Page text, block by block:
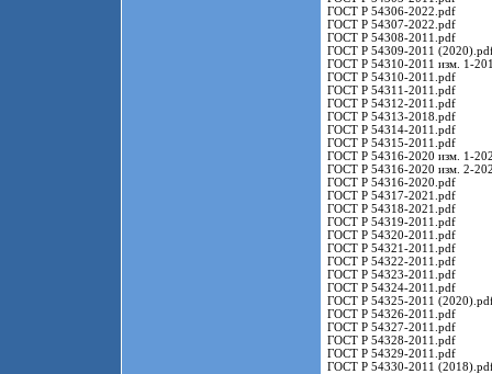
ГОСТ Р 54306-2022.pdf
ГОСТ Р 54307-2022.pdf
ГОСТ Р 54308-2011.pdf
ГОСТ Р 54309-2011
ГОСТ Р 54310-2011 изм. 1-
ГОСТ Р 54310-2011.pdf
ГОСТ Р 54311-2011.pdf
ГОСТ Р 54312-2011.pdf
ГОСТ Р 54313-2018.pdf
ГОСТ Р 54314-2011.pdf
ГОСТ Р 54315-2011.pdf
ГОСТ Р 54316-2020 изм. 1-
ГОСТ Р 54316-2020 изм. 2-
ГОСТ Р 54316-2020.pdf
ГОСТ Р 54317-2021.pdf
ГОСТ Р 54318-2021.pdf
ГОСТ Р 54319-2011.pdf
ГОСТ Р 54320-2011.pdf
ГОСТ Р 54321-2011.pdf
ГОСТ Р 54322-2011.pdf
ГОСТ Р 54323-2011.pdf
ГОСТ Р 54324-2011.pdf
ГОСТ Р 54325-2011
ГОСТ Р 54326-2011.pdf
ГОСТ Р 54327-2011.pdf
ГОСТ Р 54328-2011.pdf
ГОСТ Р 54329-2011.pdf
ГОСТ Р 54330-2011